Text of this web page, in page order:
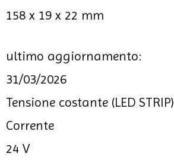
158 x 19 x 22 mm
ultimo aggiornamento:
31/03/2026
Tensione costante (LED STRIP)
Corrente
24 V